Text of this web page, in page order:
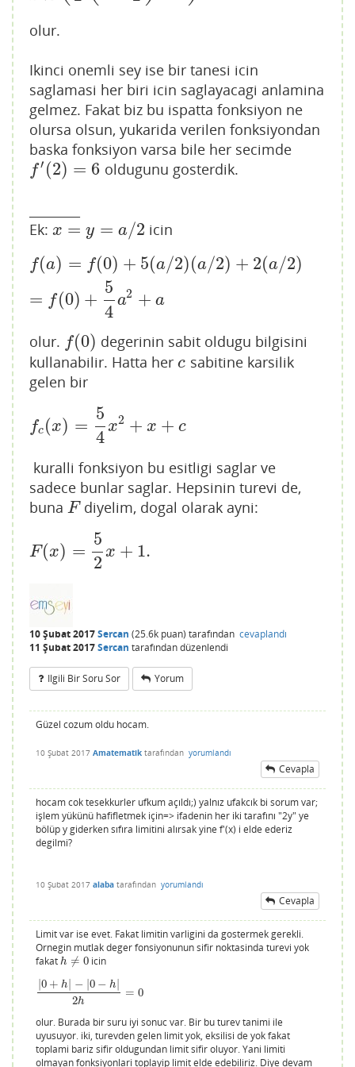
olur.
Ikinci onemli sey ise bir tanesi icin
saglamasi her biri icin saglayacagi anlamina
gelmez. Fakat biz bu ispatta fonksiyon ne
olursa olsun, yukarida verilen fonksiyondan
baska fonksiyon varsa bile her secimde
f′ (2) = 6
f′(2)=6 oldugunu gosterdik.
Ek: x = y = a/2
x= y= a/ 2 icin
f(a) = f(0) + 5(a/2)(a/2) + 2(a/2)
= f(0) +
5
4
a2 + a
f(a )=f 0)+5( a/2)(a/2)+2(a/2)=f (0) +54a2+a
olur. f(0)
f(0)
degerinin sabit oldugu bilgisini
kullanabilir. Hatta her c
c sabitine karsilik
gelen bir
fc (x) =
5
4
x2 + x + c
fc (x)= 54x2 +x+c
kuralli fonksiyon bu esitligi saglar ve
sadece bunlar saglar. Hepsinin turevi de,
buna F
F diyelim, dogal olarak ayni:
F(x) =
5
2
x + 1.
F(x )=5 2x+1.
10 Şubat 2017Sercan (25.6k puan) tarafından cevaplandı
11 Şubat 2017Sercan tarafındandüzenlendi
Ilgili Bir Soru Sor Yorum
Güzel cozum oldu hocam.
10 Şubat 2017 Amatematik tarafından yorumlandı
Cevapla
hocam cok tesekkurler ufkum açıldı;) yalnız ufakcık bi sorum var;
işlem yükünü hafifletmek için=> ifadenin her iki tarafını "2y" ye
bölüp y giderken sıfıra limitini alırsak yine f'(x) i elde ederiz
degilmi?
10 Şubat 2017 alaba tarafından yorumlandı
Cevapla
Limit var ise evet. Fakat limitin varligini da gostermek gerekli.
Ornegin mutlak deger fonsiyonunun sifir noktasinda turevi yok
fakat h ≠ 0
h≠ 0
icin
0 + h − 0 − h
2h
= 0
|0+h|−|0−h|2h= 0
olur. Burada bir suru iyi sonuc var. Bir bu turev tanimi ile
uyusuyor. iki, turevden gelen limit yok, eksilisi de yok fakat
toplami bariz sifir oldugundan limit sifir oluyor. Yani limiti
olmayan fonksiyonlari toplayip limit elde edebiliriz. Diye devam